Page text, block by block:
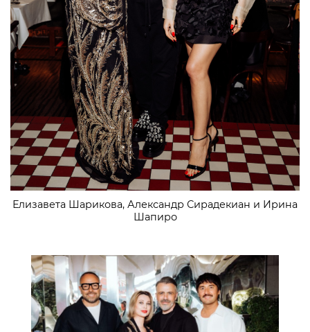
Елизавета Шарикова, Александр Сирадекиан и Ирина
Шапиро